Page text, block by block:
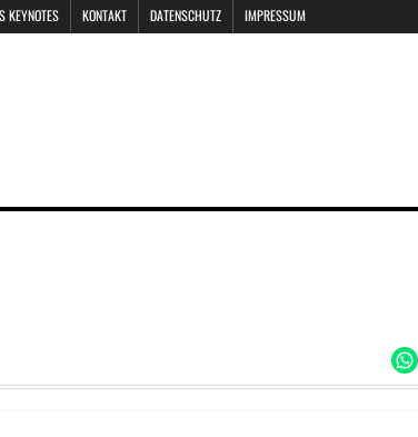
KEYNOTES KONTAKT DATENSCHUTZ IMPRESSUM